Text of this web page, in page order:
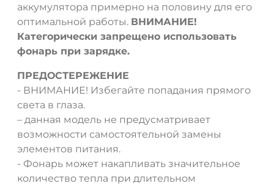
аккумулятора примерно на половину для его
оптимальной работы. ВНИМАНИЕ!
Категорически запрещено использовать
фонарь при зарядке.
ПРЕДОСТЕРЕЖЕНИЕ
- ВНИМАНИЕ! Избегайте попадания прямого
света в глаза.
– данная модель не предусматривает
возможности самостоятельной замены
элементов питания.
- Фонарь может накапливать значительное
количество тепла при длительном